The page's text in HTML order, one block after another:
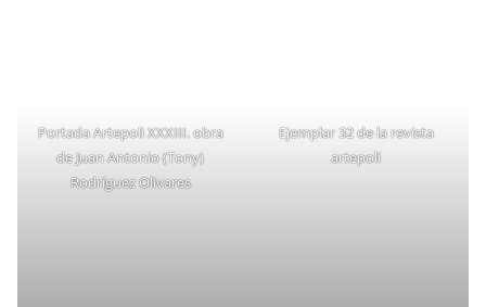
Portada Artepoli XXXIII. obra
de Juan Antonio (Tony)
Rodríguez Olivares
Ejemplar 32 de la revista
artepoli